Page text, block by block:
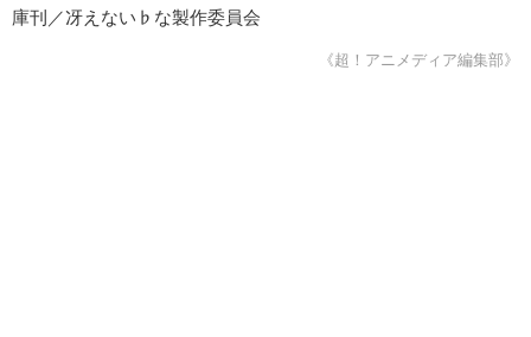
庫刊／冴えない♭な製作委員会
《超！アニメディア編集部》